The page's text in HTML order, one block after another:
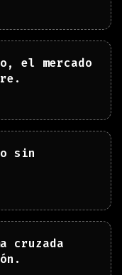
el mercado
sin
cruzada